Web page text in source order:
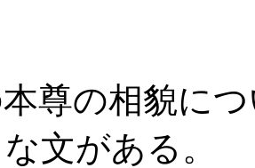
尊の相貌に
文がある。